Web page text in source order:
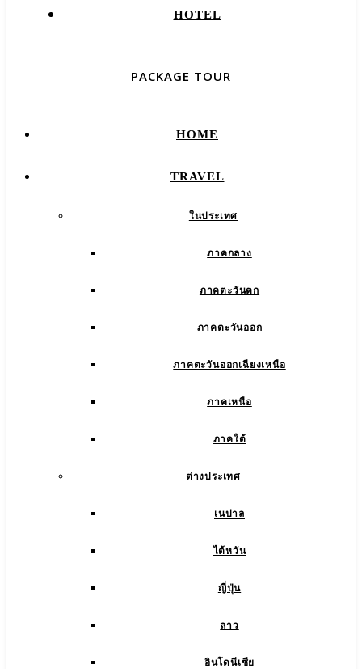
HOTEL
PACKAGE TOUR
HOME
TRAVEL
ในประเทศ
ภาคกลาง
ภาคตะวันตก
ภาคตะวันออก
ภาคตะวันออกเฉียงเหนือ
ภาคเหนือ
ภาคใต้
ต่างประเทศ
เนปาล
ไต้หวัน
ญี่ปุ่น
ลาว
อินโดนีเซีย